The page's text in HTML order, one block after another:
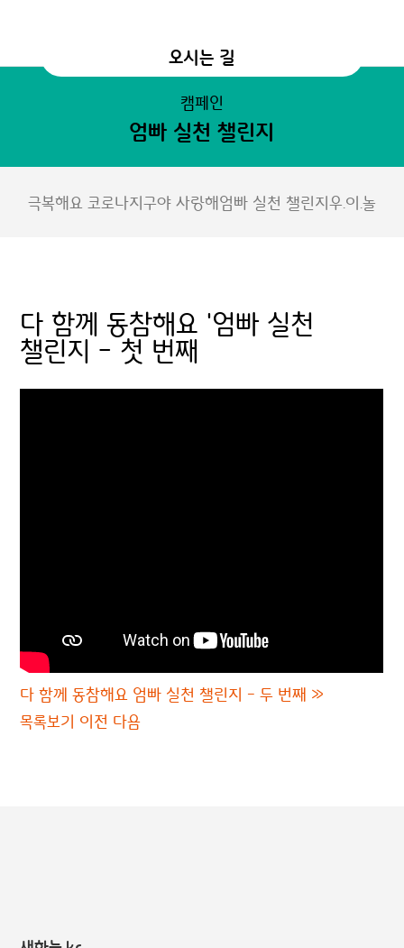
오시는 길
캠페인
엄빠 실천 챌린지
극복해요 코로나지구야 사랑해엄빠 실천 챌린지우.이.놀
다 함께 동참해요 '엄빠 실천
챌린지 - 첫 번째
다 함께 동참해요 엄빠 실천 챌린지 - 두 번째 »
목록보기 이전 다음